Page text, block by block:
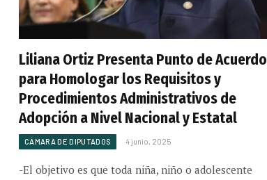
Liliana Ortiz Presenta Punto de Acuerdo
para Homologar los Requisitos y
Procedimientos Administrativos de
Adopción a Nivel Nacional y Estatal
CÁMARA DE DIPUTADOS 4 junio, 2025
-El objetivo es que toda niña, niño o adolescente